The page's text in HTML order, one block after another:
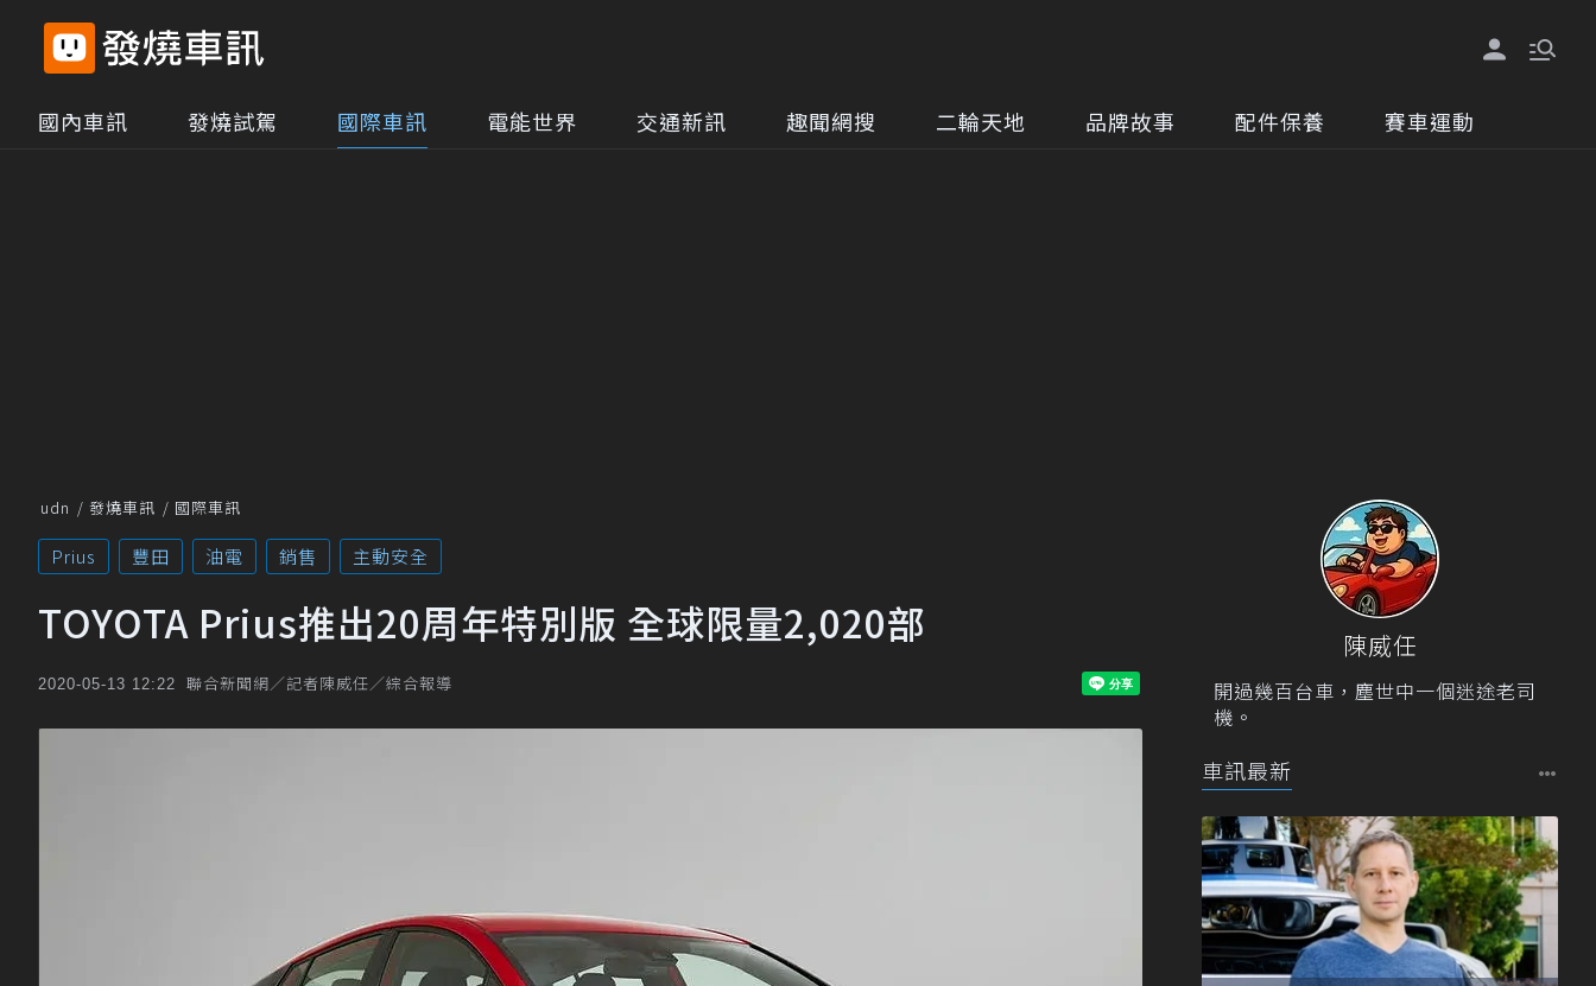
國內車訊 發燒試駕 國際車訊 電能世界 交通新訊 趣聞網搜 二輪天地 品牌故事 配件保養 賽車運動
udn 發燒車訊 國際車訊
Prius 豐田 油電 銷售 主動安全
TOYOTA Prius推出20周年特別版 全球限量2,020部
2020-05-13 12:22 聯合新聞網／記者陳威任／綜合報導
陳威任
開過幾百台車，塵世中一個迷途老司
機。
車訊最新